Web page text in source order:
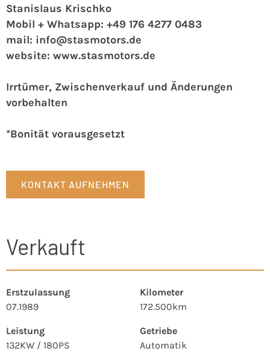
Stanislaus Krischko
Mobil + Whatsapp: +49 176 4277 0483
mail: info@stasmotors.de
website: www.stasmotors.de
Irrtümer, Zwischenverkauf und Änderungen
vorbehalten
*Bonität vorausgesetzt
KONTAKT AUFNEHMEN
Verkauft
Erstzulassung
07.1989
Kilometer
172.500km
Leistung
132KW / 180PS
Getriebe
Automatik